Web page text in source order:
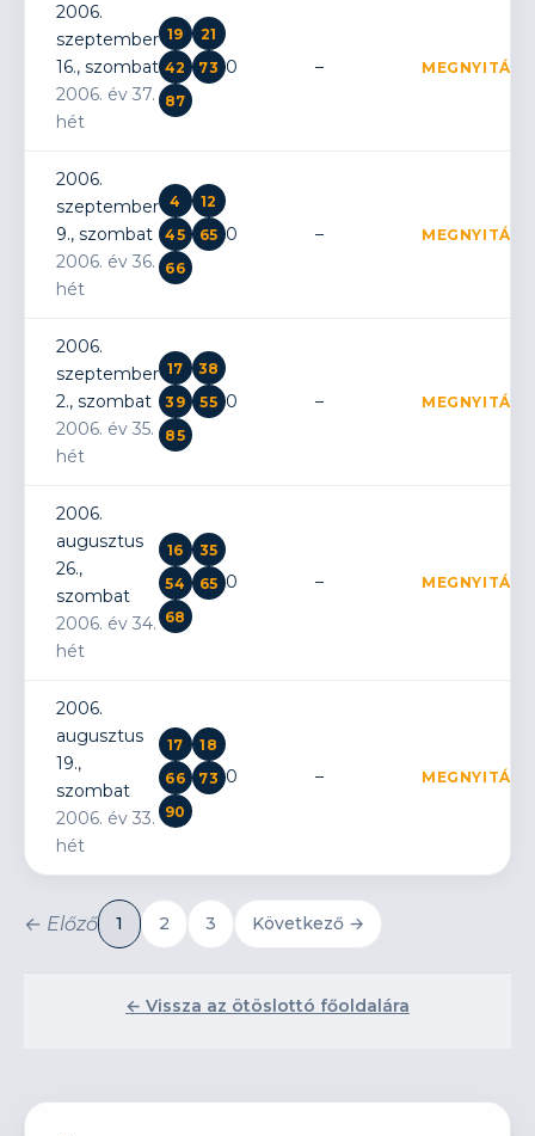
2006.
szeptember
16., szombat
2006. év 37.
hét
19
21
42
73
87
0 – MEGNYITÁS
2006.
szeptember
9., szombat
2006. év 36.
hét
4
12
45
65
66
0 – MEGNYITÁS
2006.
szeptember
2., szombat
2006. év 35.
hét
17
38
39
55
85
0 – MEGNYITÁS
2006.
augusztus
26.,
szombat
2006. év 34.
hét
16
35
54
65
68
0 – MEGNYITÁS
2006.
augusztus
19.,
szombat
2006. év 33.
hét
17
18
66
73
90
0 – MEGNYITÁS
← Előző 1 2 3 Következő →
← Vissza az ötöslottó főoldalára